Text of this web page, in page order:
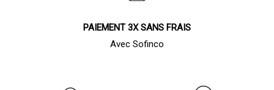
PAIEMENT 3X SANS FRAIS
Avec Sofinco